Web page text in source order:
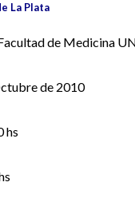
La Plata
de Medicina
de 2010
hs